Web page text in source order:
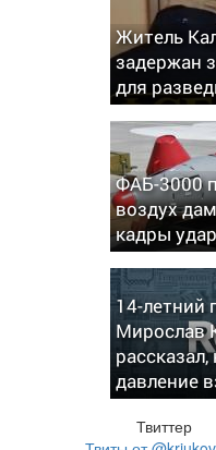
Житель
задержан
для
ФАБ-3000
воздух
кадры
14-летний
Мирослав
давление
Твиттер